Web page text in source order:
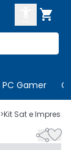

PC Gamer
>Kit Sat e
